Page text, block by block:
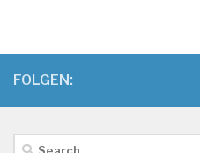
FOLGEN:
Search